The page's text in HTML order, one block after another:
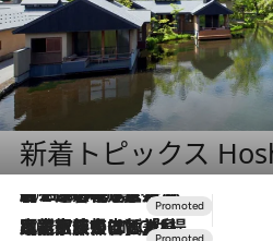
新着トピックス
2026.8.7
【トンボの足水浴】ヒノキの香りに包まれて涼感マックス！約13℃の湧水かけ流しを避暑地「星野温泉 トンボの湯」で体験
2026.7.31
【ホテル帰省】という選択肢をOMOが提案。家族とほどよい距離を保つには「昼は実家、夜は気兼ねなくホテルで！」